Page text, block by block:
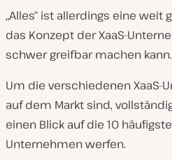
„Alles“ ist allerdings eine weit
das Konzept der XaaS-
schwer greifbar machen kann.
Um die verschiedenen XaaS-
auf dem Markt sind,
einen Blick auf die 10
Unternehmen werfen.